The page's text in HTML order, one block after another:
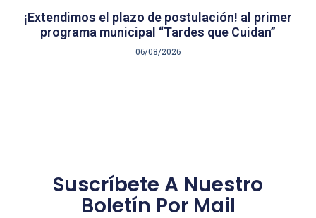
¡Extendimos el plazo de postulación! al primer
programa municipal “Tardes que Cuidan”
06/08/2026
Suscríbete A Nuestro
Boletín Por Mail